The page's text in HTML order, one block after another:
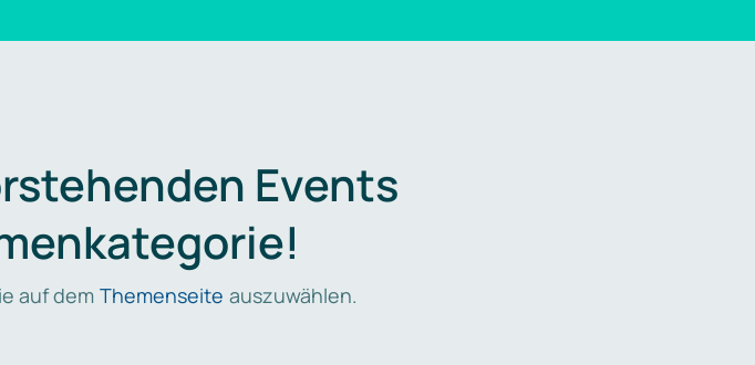
Events
auf dem Themenseite auszuwählen.